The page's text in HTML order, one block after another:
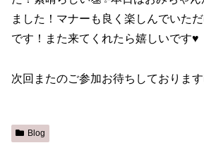
ました！マナーも良く楽しんでいた
です！また来てくれたら嬉しいです♥️
次回またのご参加お待ちしております
Blog